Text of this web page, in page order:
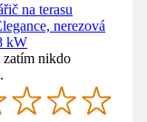
na terasu
nerezová
kW
zatím nikdo